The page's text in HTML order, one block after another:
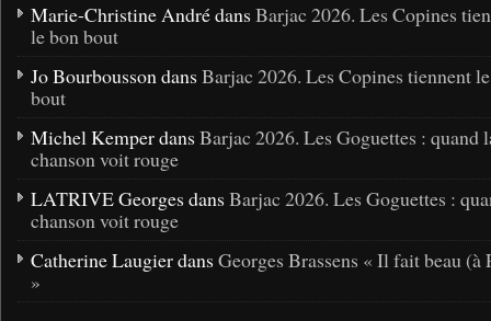
Marie-Christine André dans Barjac 2026. Les Copines
le bon bout
Jo Bourbousson dans Barjac 2026. Les Copines tiennent
bout
Michel Kemper dans Barjac 2026. Les Goguettes : quand
chanson voit rouge
LATRIVE Georges dans Barjac 2026. Les Goguettes :
chanson voit rouge
Catherine Laugier dans Georges Brassens « Il fait beau (à
»